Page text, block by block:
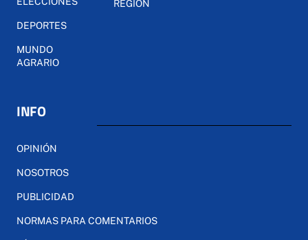
DEPORTES
MUNDO
AGRARIO
REGIÓN
INFO
OPINIÓN
NOSOTROS
PUBLICIDAD
NORMAS PARA COMENTARIOS